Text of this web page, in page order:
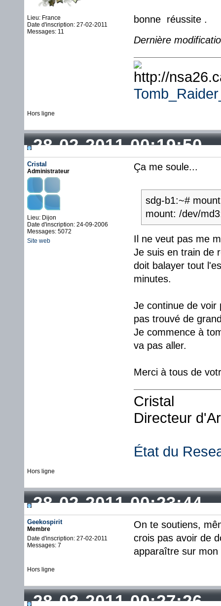
Lieu: France
Date d'inscription: 27-02-2011
Messages: 11
bonne réussite .
Dernière
Hors ligne
28-02-2011 00:19:50
Cristal
Administrateur
Lieu: Dijon
Date d'inscription: 24-09-2006
Messages: 5072
Site web
Ça me soule...
sdg-b1:~#
mount: /dev/
Il ne veut pas me
Je suis en train de
doit balayer tout
minutes.
Je continue de voir
pas trouvé de
Je commence à
va pas aller.
Merci à tous de
Cristal
Directeur
État du
Hors ligne
28-02-2011 00:23:44
Geekospirit
Membre
Date d'inscription: 27-02-2011
Messages: 7
On te soutiens,
crois pas avoir de
apparaître sur mon
Hors ligne
28-02-2011 00:27:26